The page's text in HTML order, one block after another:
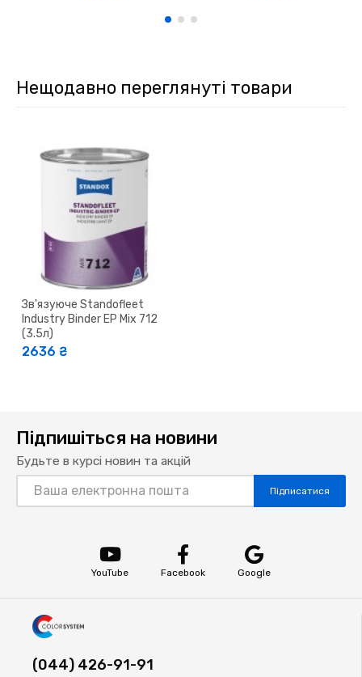
Нещодавно переглянуті товари
Зв'язуюче Standofleet
Industry Binder EP Mix 712
(3.5л)
2636 ₴
Підпишіться на новини
Будьте в курсі новин та акцій
Підписатися
YouTube Facebook Google
(044) 426-91-91